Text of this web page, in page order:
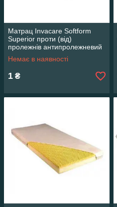
Матрац Invacare Softform
Superior проти (від)
пролежнів антипролежневий
для лежачого хворого
Немає в наявності
1 ₴